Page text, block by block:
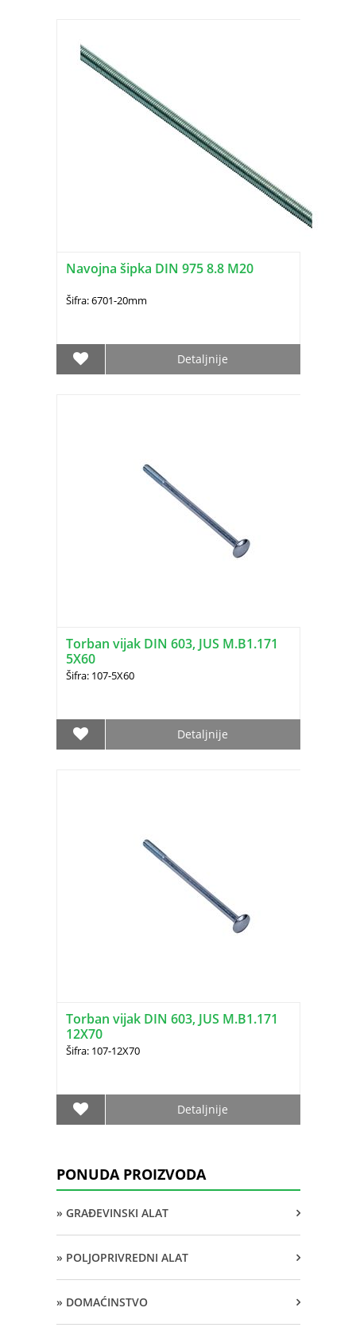
Navojna šipka DIN 975 8.8 M20
Šifra: 6701-20mm
Detaljnije
Torban vijak DIN 603, JUS M.B1.171
5X60
Šifra: 107-5X60
Detaljnije
Torban vijak DIN 603, JUS M.B1.171
12X70
Šifra: 107-12X70
Detaljnije
PONUDA PROIZVODA
» GRAĐEVINSKI ALAT
» POLJOPRIVREDNI ALAT
» DOMAĆINSTVO